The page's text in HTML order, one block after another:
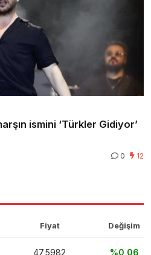
ismini ‘Türkler Gidiyor’
0 12
Fiyat Değişim
47,5982 %0,06